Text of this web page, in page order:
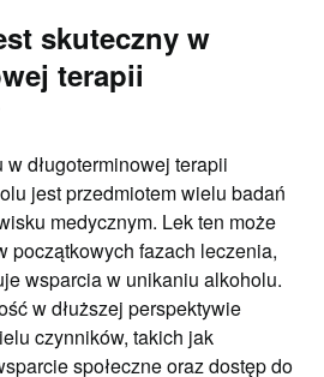
skuteczny w
terapii
długoterminowej terapii
jest przedmiotem wielu badań
medycznym. Lek ten może
początkowych fazach leczenia,
wsparcia w unikaniu alkoholu.
w dłuższej perspektywie
czynników, takich jak
społeczne oraz dostęp do